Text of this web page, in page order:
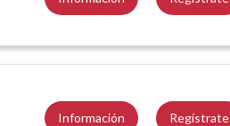
Información Regístrate